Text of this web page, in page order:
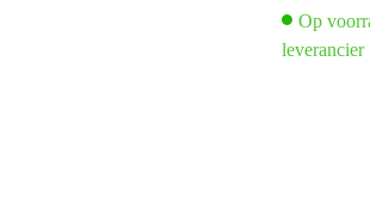
Op
leverancier